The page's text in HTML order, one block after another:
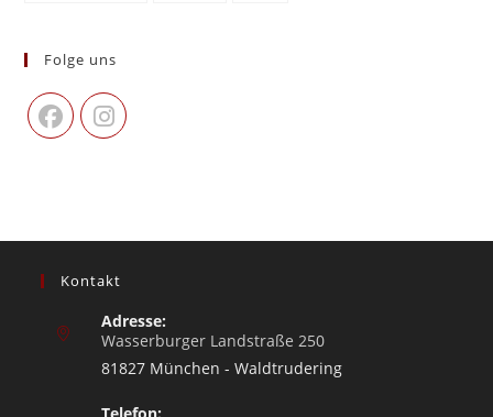
Folge uns
Kontakt
Adresse:
Wasserburger Landstraße 250
81827 München - Waldtrudering
Telefon: